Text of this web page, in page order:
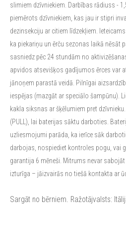
slimiem dzīvniekiem. Darbības rādiuss -
piemērots dzīvniekiem, kas jau ir stipri
dezinsekciju ar citiem līdzekļiem.
ka piekariņu un ērču sezonas laikā nēsāt
sasniedz pēc 24 stundām no
apvidos atsevišķos gadījumos ērces var
jānoņem parastā veidā. Pilnīgai
iespējas (mazgāt ar speciālo šampūnu).
kakla siksnas ar šķēlumiem pret
(PULL), lai baterijas sāktu darboties.
uzliesmojumi parāda, ka ierīce sāk
darbojas, nospiediet kontroles pogu, vai
garantija 6 mēneši. Mitrums nevar
izturīga – jāizvairās no tiešā kontakta ar
Sargāt no bērniem. Ražotājvalsts: